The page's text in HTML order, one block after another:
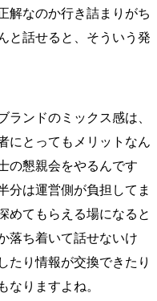
解なのか行き詰まりがち
と話せると、そういう発
ランドのミックス感は、
にとってもメリットなん
の懇親会をやるんです
分は運営側が負担してま
めてもらえる場になると
落ち着いて話せないけ
たり情報が交換できたり
なりますよね。